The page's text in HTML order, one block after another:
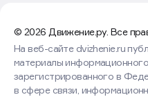
© 2026 Движение.ру. Все
На веб-сайте dvizhenie.ru
материалы
зарегистрированного в
в сфере связи,